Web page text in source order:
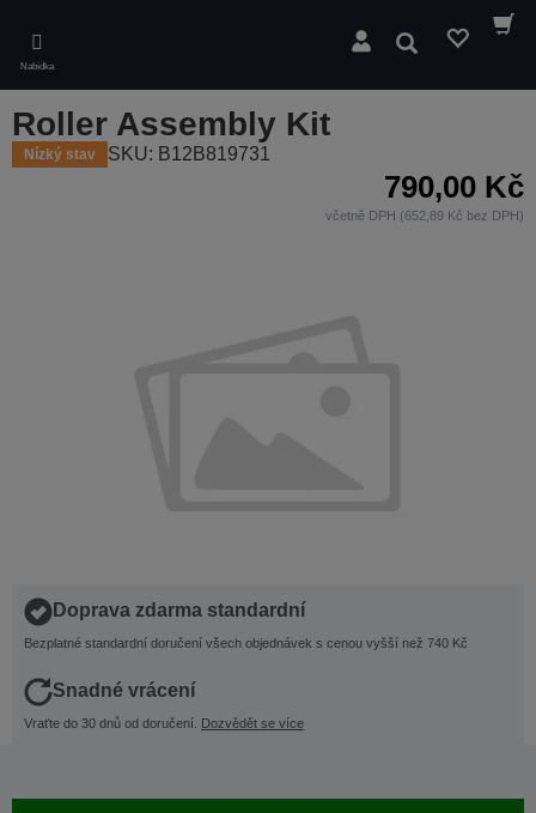
main
content
Nabídka
Hledat
Roller Assembly Kit
Nízký stav SKU: B12B819731
790,00 Kč
včetně DPH (652,89 Kč bez DPH)
Doprava zdarma standardní
Bezplatné standardní doručení všech objednávek s cenou vyšší než 740 Kč
Snadné vrácení
Vraťte do 30 dnů od doručení. Dozvědět se více